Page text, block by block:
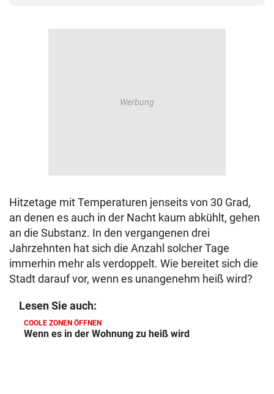
Hitzetage mit Temperaturen jenseits von 30 Grad,
an denen es auch in der Nacht kaum abkühlt, gehen
an die Substanz. In den vergangenen drei
Jahrzehnten hat sich die Anzahl solcher Tage
immerhin mehr als verdoppelt. Wie bereitet sich die
Stadt darauf vor, wenn es unangenehm heiß wird?
Lesen Sie auch:
COOLE ZONEN ÖFFNEN
Wenn es in der Wohnung zu heiß wird